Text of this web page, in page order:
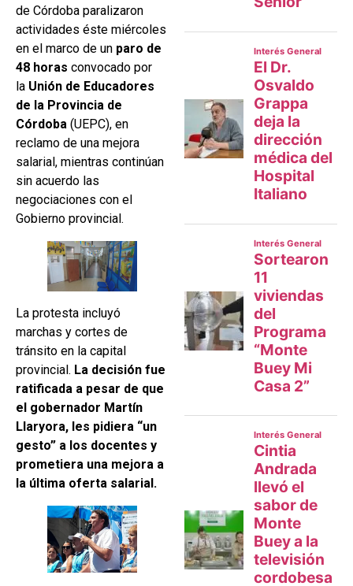
de Córdoba paralizaron
actividades éste miércoles
en el marco de un paro de
48 horas convocado por
la Unión de Educadores
de la Provincia de
Córdoba (UEPC), en
reclamo de una mejora
salarial, mientras continúan
sin acuerdo las
negociaciones con el
Gobierno provincial.
La protesta incluyó
marchas y cortes de
tránsito en la capital
provincial. La decisión fue
ratificada a pesar de que
el gobernador Martín
Llaryora, les pidiera “un
gesto” a los docentes y
prometiera una mejora a
la última oferta salarial.